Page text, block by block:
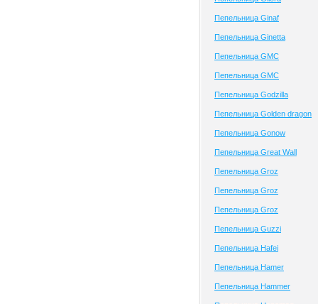
Пепельница Ginaf
Пепельница Ginetta
Пепельница GMC
Пепельница GMC
Пепельница Godzilla
Пепельница Golden dragon
Пепельница Gonow
Пепельница Great Wall
Пепельница Groz
Пепельница Groz
Пепельница Groz
Пепельница Guzzi
Пепельница Hafei
Пепельница Hamer
Пепельница Hammer